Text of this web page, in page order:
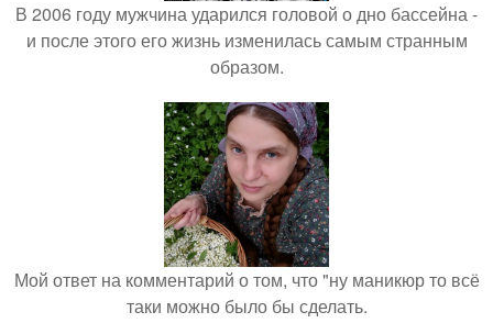
В 2006 году мужчина ударился головой о дно бассейна -
и после этого его жизнь изменилась самым странным
образом.
Мой ответ на комментарий о том, что "ну маникюр то всё
таки можно было бы сделать.